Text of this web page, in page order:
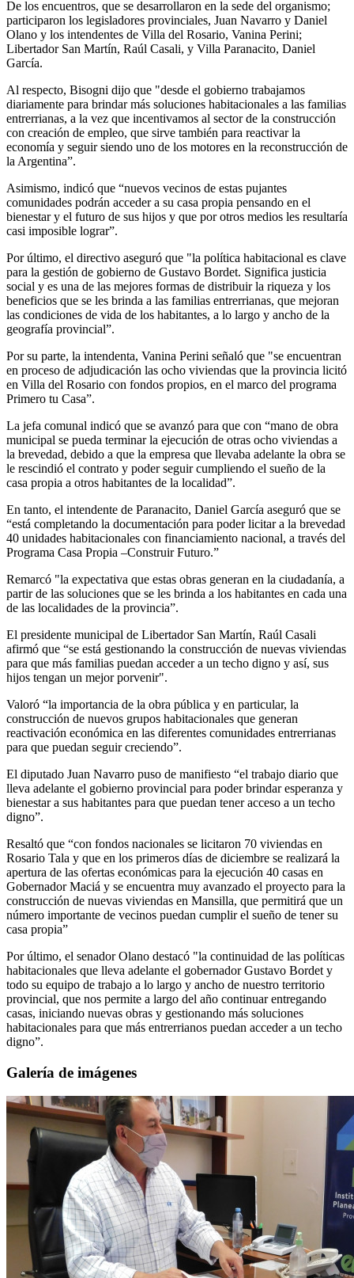
De los encuentros, que se desarrollaron en la sede del organismo;
participaron los legisladores provinciales, Juan Navarro y Daniel
Olano y los intendentes de Villa del Rosario, Vanina Perini;
Libertador San Martín, Raúl Casali, y Villa Paranacito, Daniel
García.
Al respecto, Bisogni dijo que "desde el gobierno trabajamos
diariamente para brindar más soluciones habitacionales a las familias
entrerrianas, a la vez que incentivamos al sector de la construcción
con creación de empleo, que sirve también para reactivar la
economía y seguir siendo uno de los motores en la reconstrucción de
la Argentina”.
Asimismo, indicó que “nuevos vecinos de estas pujantes
comunidades podrán acceder a su casa propia pensando en el
bienestar y el futuro de sus hijos y que por otros medios les resultaría
casi imposible lograr”.
Por último, el directivo aseguró que "la política habitacional es clave
para la gestión de gobierno de Gustavo Bordet. Significa justicia
social y es una de las mejores formas de distribuir la riqueza y los
beneficios que se les brinda a las familias entrerrianas, que mejoran
las condiciones de vida de los habitantes, a lo largo y ancho de la
geografía provincial”.
Por su parte, la intendenta, Vanina Perini señaló que "se encuentran
en proceso de adjudicación las ocho viviendas que la provincia licitó
en Villa del Rosario con fondos propios, en el marco del programa
Primero tu Casa”.
La jefa comunal indicó que se avanzó para que con “mano de obra
municipal se pueda terminar la ejecución de otras ocho viviendas a
la brevedad, debido a que la empresa que llevaba adelante la obra se
le rescindió el contrato y poder seguir cumpliendo el sueño de la
casa propia a otros habitantes de la localidad”.
En tanto, el intendente de Paranacito, Daniel García aseguró que se
“está completando la documentación para poder licitar a la brevedad
40 unidades habitacionales con financiamiento nacional, a través del
Programa Casa Propia –Construir Futuro.”
Remarcó "la expectativa que estas obras generan en la ciudadanía, a
partir de las soluciones que se les brinda a los habitantes en cada una
de las localidades de la provincia”.
El presidente municipal de Libertador San Martín, Raúl Casali
afirmó que “se está gestionando la construcción de nuevas viviendas
para que más familias puedan acceder a un techo digno y así, sus
hijos tengan un mejor porvenir".
Valoró “la importancia de la obra pública y en particular, la
construcción de nuevos grupos habitacionales que generan
reactivación económica en las diferentes comunidades entrerrianas
para que puedan seguir creciendo”.
El diputado Juan Navarro puso de manifiesto “el trabajo diario que
lleva adelante el gobierno provincial para poder brindar esperanza y
bienestar a sus habitantes para que puedan tener acceso a un techo
digno”.
Resaltó que “con fondos nacionales se licitaron 70 viviendas en
Rosario Tala y que en los primeros días de diciembre se realizará la
apertura de las ofertas económicas para la ejecución 40 casas en
Gobernador Maciá y se encuentra muy avanzado el proyecto para la
construcción de nuevas viviendas en Mansilla, que permitirá que un
número importante de vecinos puedan cumplir el sueño de tener su
casa propia”
Por último, el senador Olano destacó "la continuidad de las políticas
habitacionales que lleva adelante el gobernador Gustavo Bordet y
todo su equipo de trabajo a lo largo y ancho de nuestro territorio
provincial, que nos permite a largo del año continuar entregando
casas, iniciando nuevas obras y gestionando más soluciones
habitacionales para que más entrerrianos puedan acceder a un techo
digno”.
Galería de imágenes